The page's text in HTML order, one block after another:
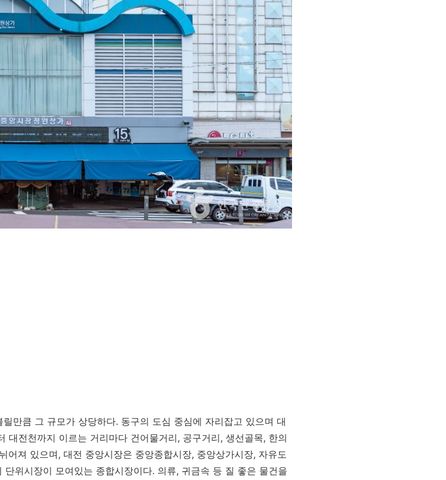
만큼 그 규모가 상당하다. 동구의 도심 중심에 자리잡고 있으며 대
대전천까지 이르는 거리마다 건어물거리, 공구거리, 생선골목, 한의
어져 있으며, 대전 중앙시장은 중앙종합시장, 중앙상가시장, 자유도
위시장이 모여있는 종합시장이다. 의류, 귀금속 등 질 좋은 물건을